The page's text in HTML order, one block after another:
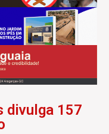
divulga 157